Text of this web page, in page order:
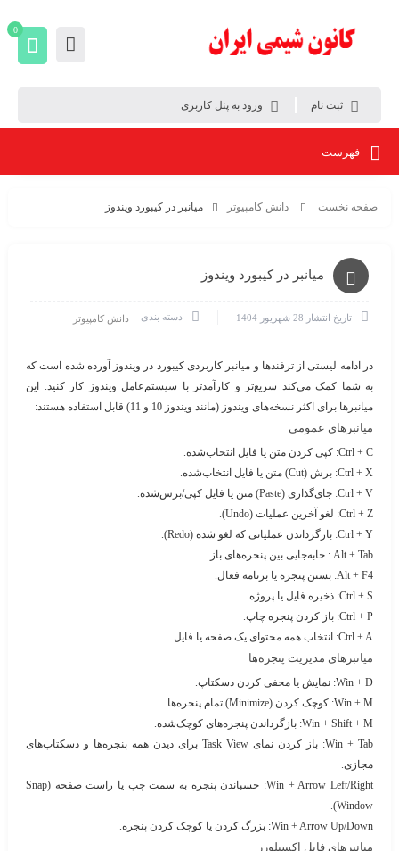
ثبت نام ورود به پنل کاربری
0
فهرست
صفحه نخست دانش کامپیوتر میانبر در کیبورد ویندوز
میانبر در کیبورد ویندوز
تاریخ انتشار 28 شهریور 1404 دسته بندی دانش کامپیوتر
در ادامه لیستی از ترفندها و میانبر کاربردیکیبورد در ویندوز آورده شده است که
به شما کمک می‌کند سریع‌تر و کارآمدتر با سیستم‌عامل ویندوز کار کنید. این
میانبرها برای اکثر نسخه‌های ویندوز (مانند ویندوز 10 و 11) قابل استفاده هستند:
میانبرهای عمومی
Ctrl + C: کپی کردن متن یا فایل انتخاب‌شده.
Ctrl + X: برش (Cut) متن یا فایل انتخاب‌شده.
Ctrl + V: جای‌گذاری (Paste) متن یا فایل کپی/برش‌شده.
Ctrl + Z: لغو آخرین عملیات (Undo).
Ctrl + Y: بازگرداندن عملیاتی که لغو شده (Redo).
Alt + Tab : جابه‌جایی بین پنجره‌های باز.
Alt + F4: بستن پنجره یا برنامه فعال.
Ctrl + S: ذخیره فایل یا پروژه.
Ctrl + P: باز کردن پنجره چاپ.
Ctrl + A: انتخاب همه محتوای یک صفحه یا فایل.
میانبرهای مدیریت پنجره‌ها
Win + D: نمایش یا مخفی کردن دسکتاپ.
Win + M: کوچک کردن (Minimize) تمام پنجره‌ها.
Win + Shift + M: بازگرداندن پنجره‌های کوچک‌شده.
Win + Tab
: باز کردن نمای Task View برای دیدن همه پنجره‌ها و دسکتاپ‌های
مجازی.
Win + Arrow Left/Right
: چسباندن پنجره به سمت چپ یا راست صفحه (Snap
Window).
Win + Arrow Up/Down: بزرگ کردن یا کوچک کردن پنجره.
میانبرهای فایل اکسپلورر